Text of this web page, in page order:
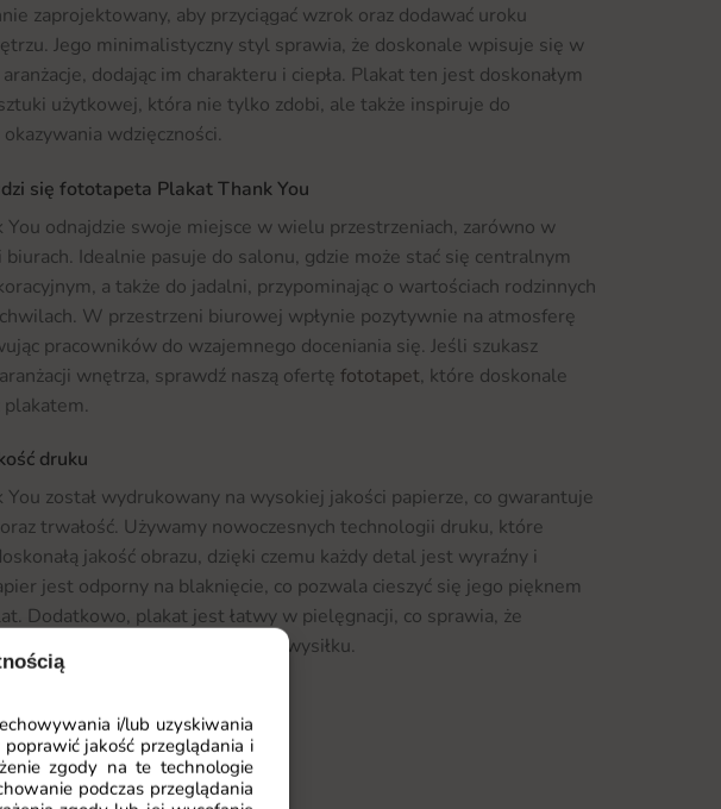
i/lub uzyskiwania
jakość przeglądania i
zgody na te technologie
podczas przeglądania
zaprojektowany, aby przyciągać wzrok oraz dodawać uroku
Jego minimalistyczny styl sprawia, że doskonale wpisuje się w
dodając im charakteru i ciepła. Plakat ten jest doskonałym
użytkowej, która nie tylko zdobi, ale także inspiruje do
wdzięczności.
się fototapeta Plakat Thank You
You odnajdzie swoje miejsce w wielu przestrzeniach, zarówno w
biurach. Idealnie pasuje do salonu, gdzie może stać się centralnym
a także do jadalni, przypominając o wartościach rodzinnych
W przestrzeni biurowej wpłynie pozytywnie na atmosferę
pracowników do wzajemnego doceniania się. Jeśli szukasz
wnętrza, sprawdź naszą ofertę fototapet, które doskonale
plakatem.
druku
You został wydrukowany na wysokiej jakości papierze, co gwarantuje
trwałość. Używamy nowoczesnych technologii druku, które
jakość obrazu, dzięki czemu każdy detal jest wyraźny i
jest odporny na blaknięcie, co pozwala cieszyć się jego pięknem
Dodatkowo, plakat jest łatwy w pielęgnacji, co sprawia, że
jego estetyki nie wymaga dużego wysiłku.
You dostępny jest w różnych wymiarach, co umożliwia dostosowanie
potrzeb i preferencji. Bez względu na to, czy potrzebujesz
do ramki, czy dużej wersji, aby wypełnić przestrzeń na ścianie, z